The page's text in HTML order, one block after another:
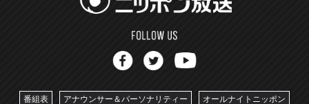
番組表 アナウンサー＆パーソナリティー オールナイトニッポン